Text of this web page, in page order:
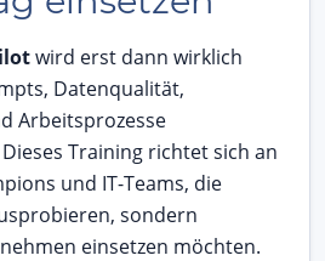
wird erst dann wirklich
Datenqualität,
Arbeitsprozesse
Training richtet sich an
und IT-Teams, die
sondern
einsetzen möchten.